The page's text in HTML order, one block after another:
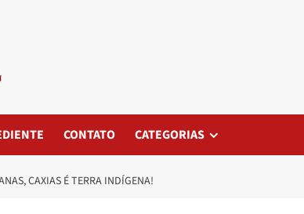
CONTATO CATEGORIAS
CAXIAS É TERRA INDÍGENA!